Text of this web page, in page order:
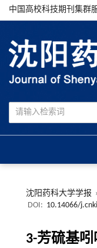
中国高校科技期刊集群
沈阳药科大学学报
DOI: 10.14066/
3-芳硫基吲